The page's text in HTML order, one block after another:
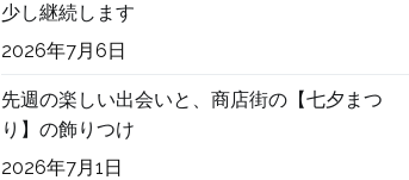
少し継続します
2026年7月6日
先週の楽しい出会いと、商店街の【七夕まつ
り】の飾りつけ
2026年7月1日